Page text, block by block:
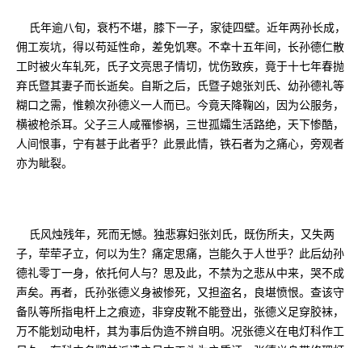
氏年逾八旬，衰朽不堪，膝下一子，家徒四壁。近年两孙长成，
佣工炭坑，得以苟延性命，差免饥寒。不幸十五年间，长孙德仁散
工时被火车轧死，氏子文亮思子情切，忧伤致疾，竟于十七年春抛
弃氏暨其妻子而长逝矣。自斯之后，氏暨子媳张刘氏、幼孙德礼等
糊口之需，惟赖次孙德义一人而已。今竟天降鞠凶，因为公服务，
横被枪杀耳。父子三人咸罹惨祸，三世孤孀生活路绝，天下惨酷，
人间恨事，宁有甚于此者乎？此景此情，铁石者为之痛心，旁观者
亦为眦裂。
氏风烛残年，死而无憾。独悲寡妇张刘氏，既伤所夫，又失两
子，荦荦孑立，何以为生？痛定思痛，岂能久于人世乎？此后幼孙
德礼零丁一身，依托何人与？思及此，不禁为之悲从中来，哭不成
声矣。再者，氏孙张德义身被惨死，又担盗名，良堪愤恨。查该守
备队等所指电杆上之痕迹，非穿皮靴不能登出，张德义足穿胶袜，
万不能划动电杆，其为事后伪造不辨自明。况张德义在电灯科作工